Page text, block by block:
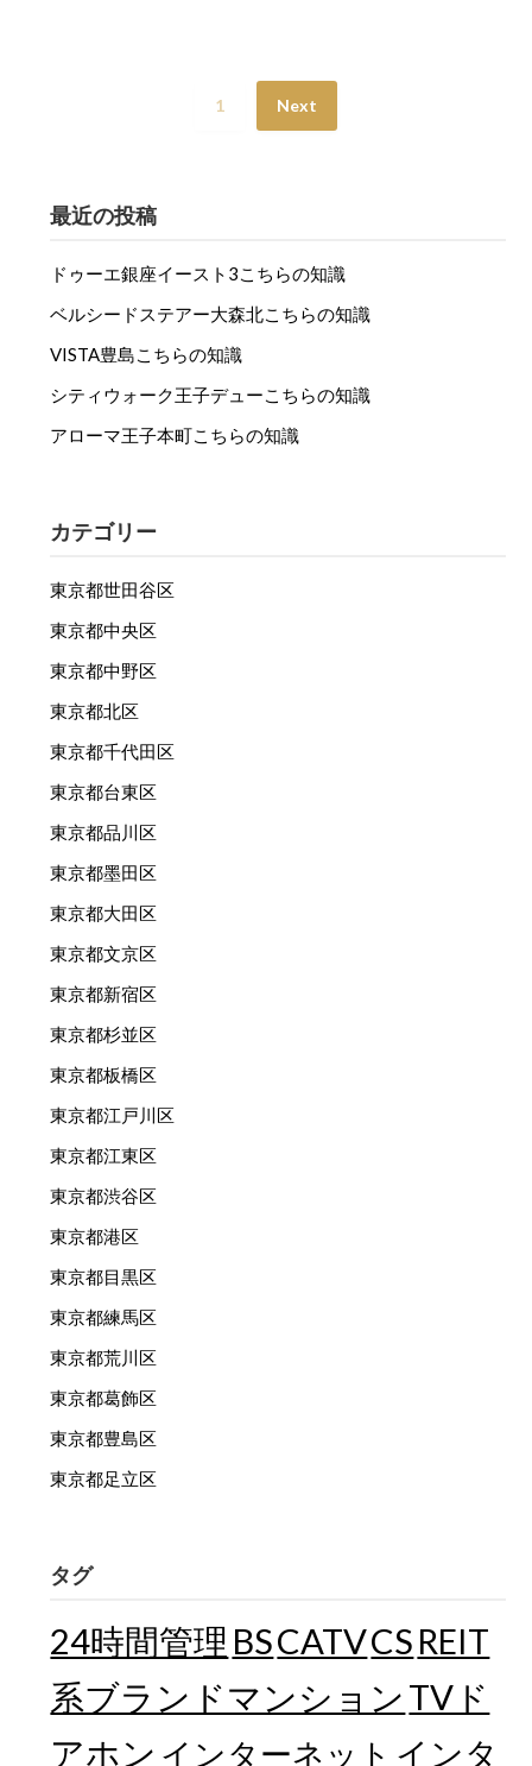
1 Next
最近の投稿
ドゥーエ銀座イースト3こちらの知識
ベルシードステアー大森北こちらの知識
VISTA豊島こちらの知識
シティウォーク王子デューこちらの知識
アローマ王子本町こちらの知識
カテゴリー
東京都世田谷区
東京都中央区
東京都中野区
東京都北区
東京都千代田区
東京都台東区
東京都品川区
東京都墨田区
東京都大田区
東京都文京区
東京都新宿区
東京都杉並区
東京都板橋区
東京都江戸川区
東京都江東区
東京都渋谷区
東京都港区
東京都目黒区
東京都練馬区
東京都荒川区
東京都葛飾区
東京都豊島区
東京都足立区
タグ
24時間管理 BSCATVCS REIT
系ブランドマンション TVド
アホン インターネット インタ